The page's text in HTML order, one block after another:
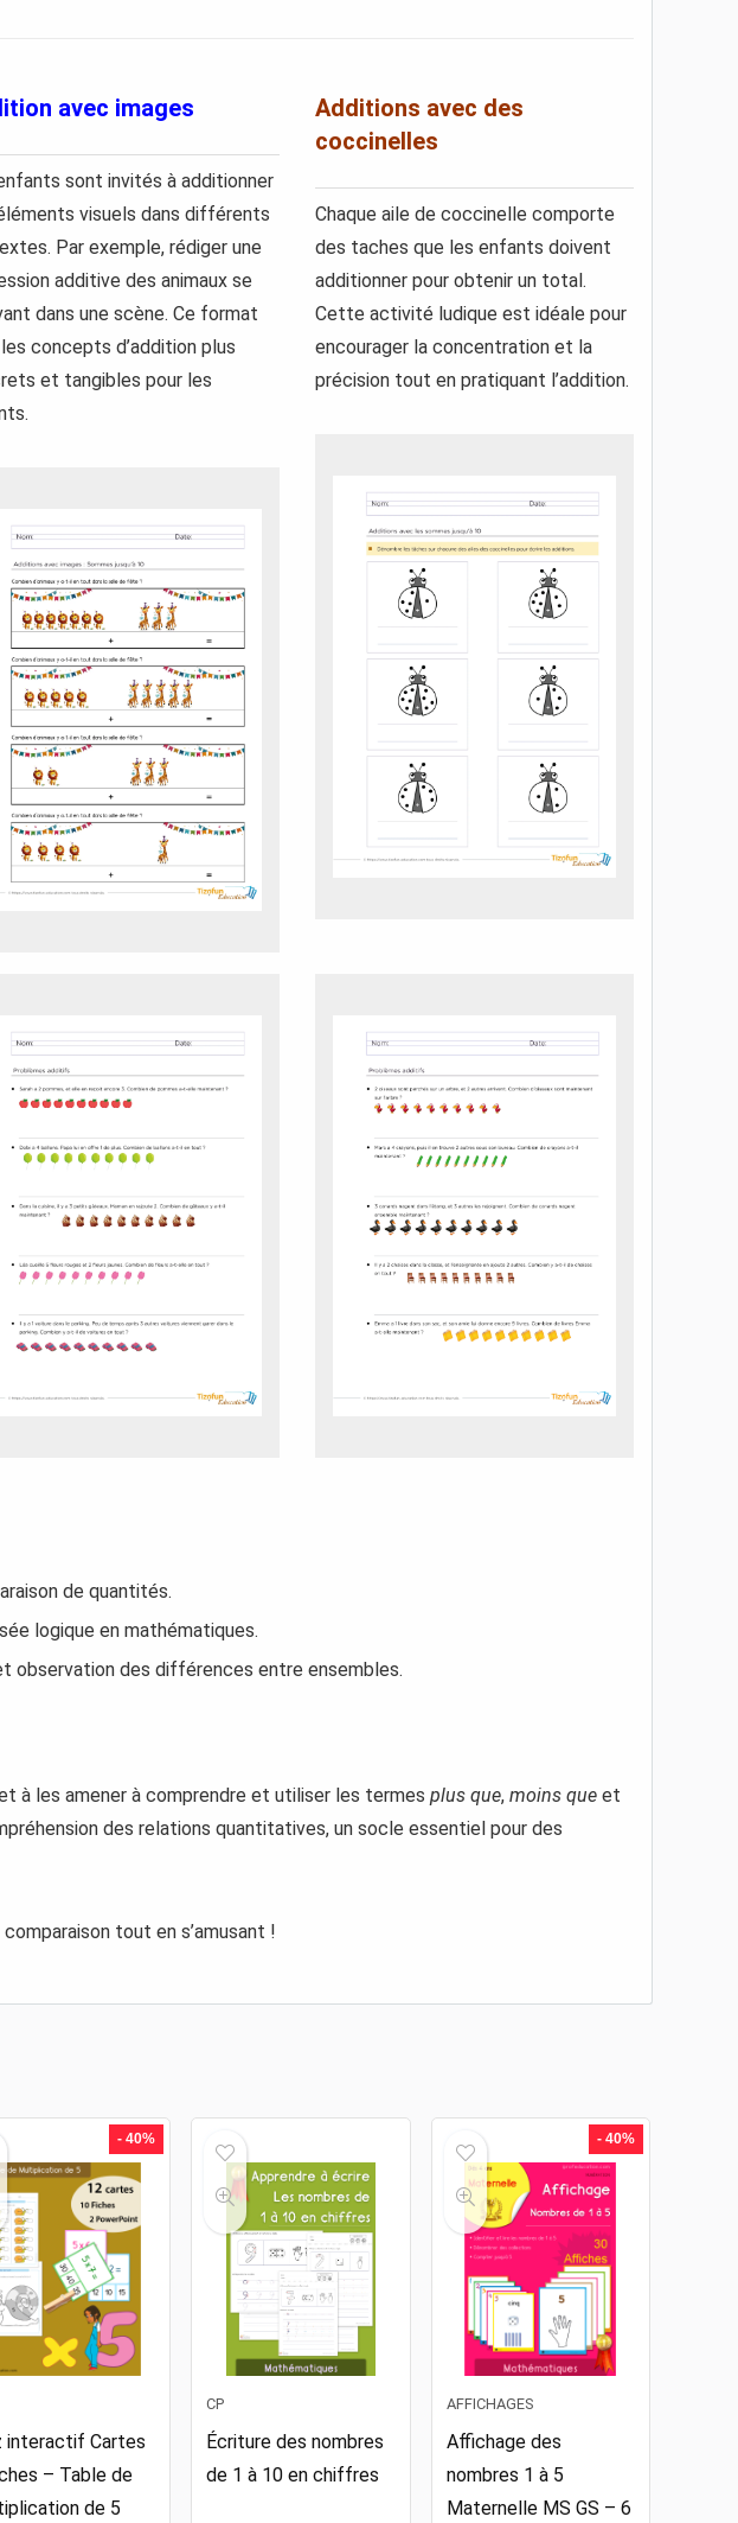
avec images
sont invités à additionner
visuels dans différents
Par exemple, rédiger une
additive des animaux se
dans une scène. Ce format
concepts d’addition plus
et tangibles pour les
Additions avec des
coccinelles
Chaque aile de coccinelle comporte
des taches que les enfants doivent
additionner pour obtenir un total.
Cette activité ludique est idéale pour
encourager la concentration et la
précision tout en pratiquant l’addition.
de quantités.
logique en mathématiques.
observation des différences entre ensembles.
à les amener à comprendre et utiliser les termes plus que, moins que et
des relations quantitatives, un socle essentiel pour des
tout en s’amusant !
- 40%
interactif Cartes
– Table de
de 5
CP
Écriture des nombres
de 1 à 10 en chiffres
- 40%
AFFICHAGES
Affichage des
nombres 1 à 5
Maternelle MS GS – 6